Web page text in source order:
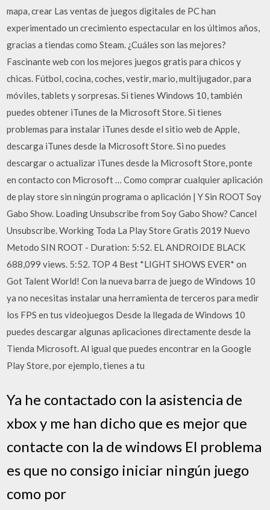
mapa, crear Las ventas de juegos digitales de PC han
experimentado un crecimiento espectacular en los últimos años,
gracias a tiendas como Steam. ¿Cuáles son las mejores?
Fascinante web con los mejores juegos gratis para chicos y
chicas. Fútbol, cocina, coches, vestir, mario, multijugador, para
móviles, tablets y sorpresas. Si tienes Windows 10, también
puedes obtener iTunes de la Microsoft Store. Si tienes
problemas para instalar iTunes desde el sitio web de Apple,
descarga iTunes desde la Microsoft Store. Si no puedes
descargar o actualizar iTunes desde la Microsoft Store, ponte
en contacto con Microsoft … Como comprar cualquier aplicación
de play store sin ningún programa o aplicación | Y Sin ROOT Soy
Gabo Show. Loading Unsubscribe from Soy Gabo Show? Cancel
Unsubscribe. Working Toda La Play Store Gratis 2019 Nuevo
Metodo SIN ROOT - Duration: 5:52. EL ANDROIDE BLACK
688,099 views. 5:52. TOP 4 Best *LIGHT SHOWS EVER* on
Got Talent World! Con la nueva barra de juego de Windows 10
ya no necesitas instalar una herramienta de terceros para medir
los FPS en tus videojuegos Desde la llegada de Windows 10
puedes descargar algunas aplicaciones directamente desde la
Tienda Microsoft. Al igual que puedes encontrar en la Google
Play Store, por ejemplo, tienes a tu
Ya he contactado con la asistencia de
xbox y me han dicho que es mejor que
contacte con la de windows El problema
es que no consigo iniciar ningún juego
como por